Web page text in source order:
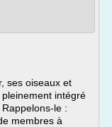
ses oiseaux et
intégré
le :
membres à